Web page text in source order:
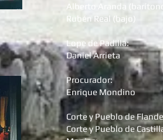
Alberto Aranda
Rubén Real (bajo)
Lope de Padilla:
Daniel Arrieta
Procurador:
Enrique Mondino
Corte y Pueblo de
Corte y Pueblo de